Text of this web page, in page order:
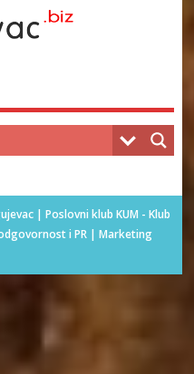
| Poslovni klub KUM - Klub
i PR | Marketing